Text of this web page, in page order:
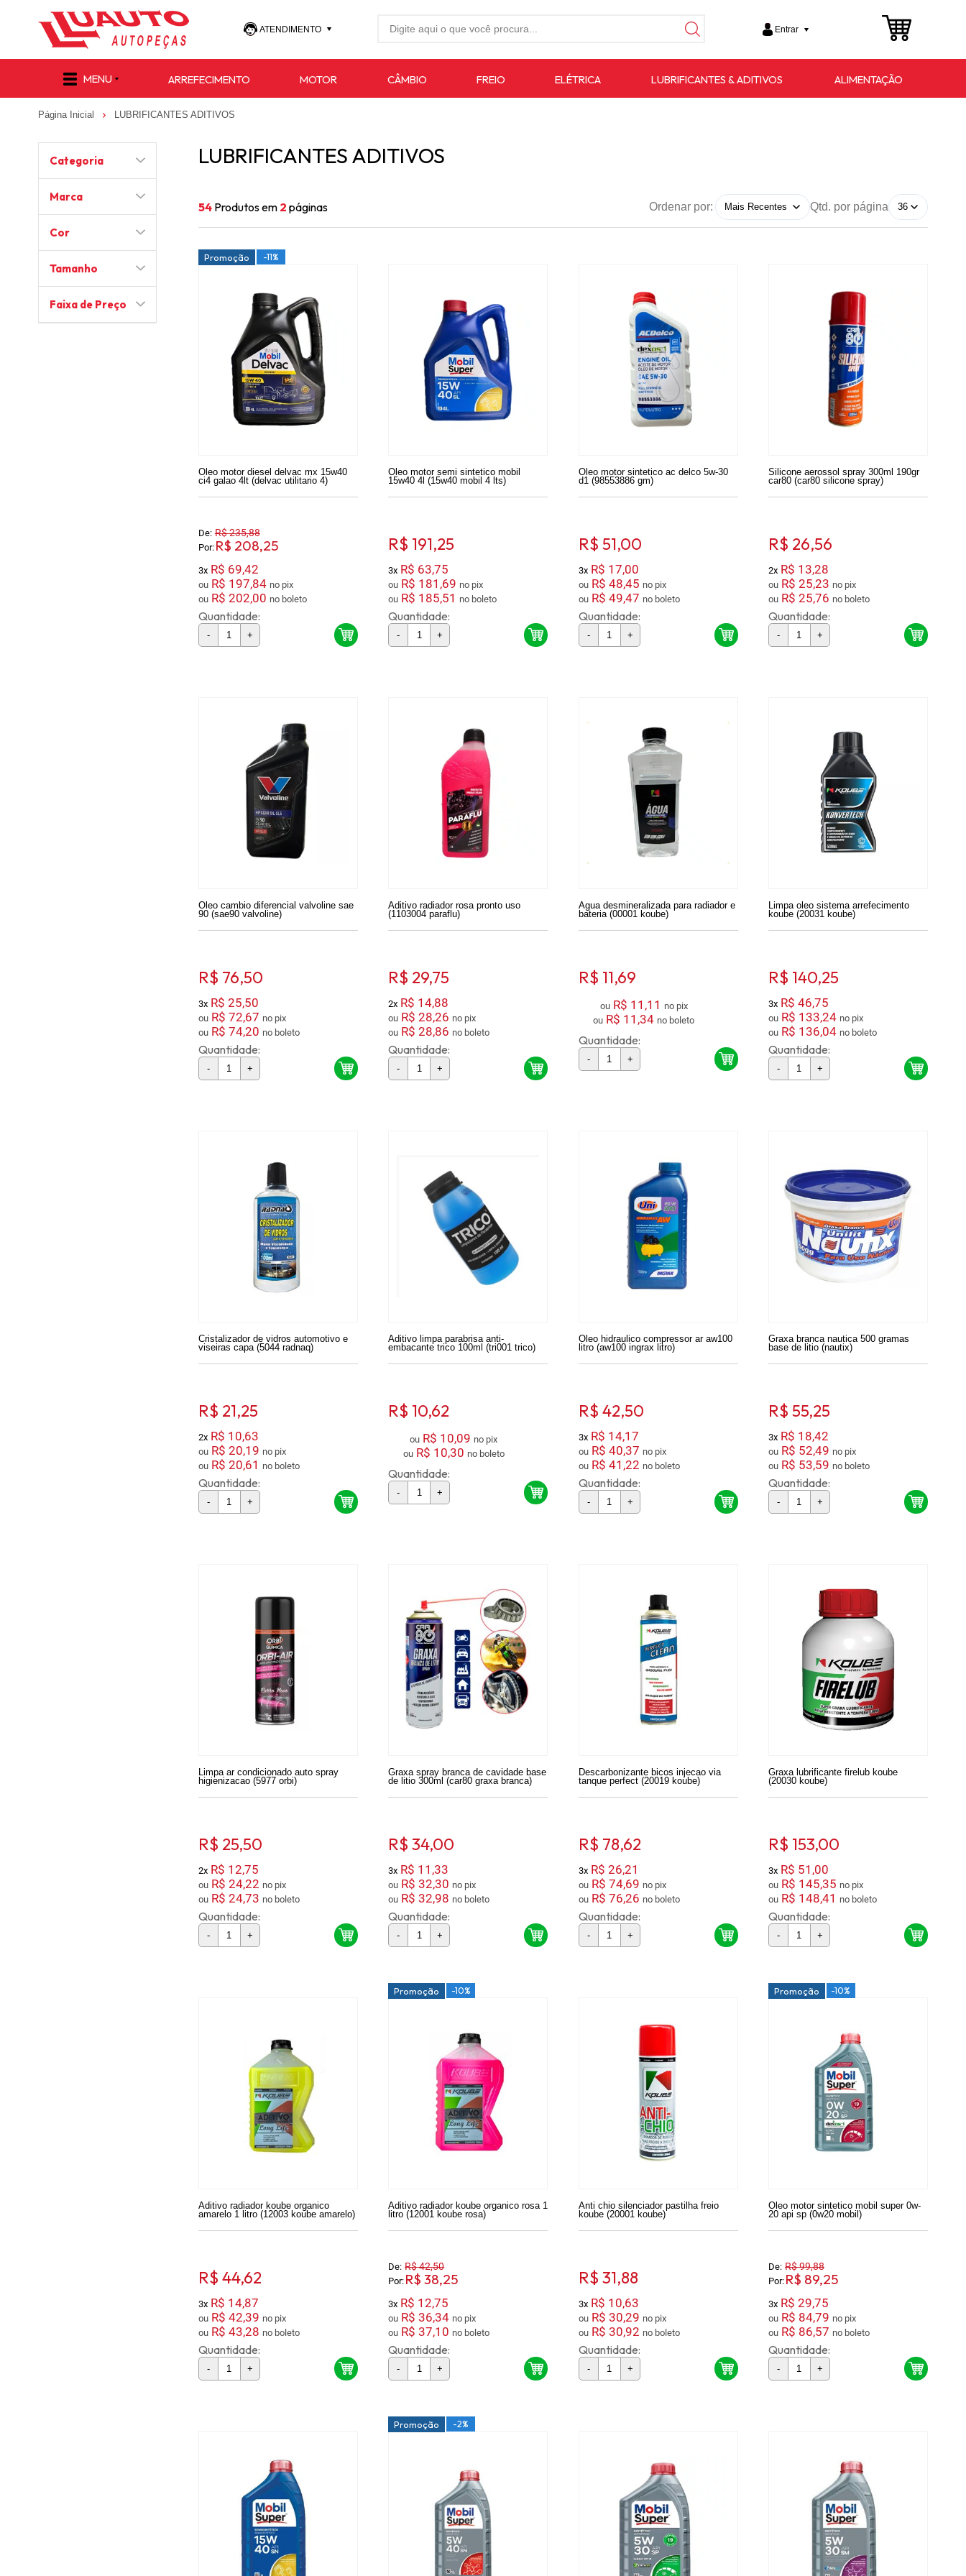
ATENDIMENTO
(47) 3027-4733
Entrar
MENU ARREFECIMENTO MOTOR CÂMBIO FREIO ELÉTRICA LUBRIFICANTES & ADITIVOS ALIMENTAÇÃO
Página Inicial LUBRIFICANTES ADITIVOS
Categoria
Marca
Cor
Tamanho
Faixa de Preço
LUBRIFICANTES ADITIVOS
54 Produtos em 2 páginas Ordenar por: Qtd. por página
Promoção -11%
Oleo motor diesel delvac mx 15w40
ci4 galao 4lt (delvac utilitario 4)
De: R$ 235,88
Por: R$ 208,25
3x R$ 69,42
ou R$ 197,84
no pix
ou R$ 202,00 no boleto
Quantidade:
- +
Oleo motor semi sintetico mobil
15w40 4l (15w40 mobil 4 lts)
R$ 191,25
3x R$ 63,75
ou R$ 181,69
no pix
ou R$ 185,51 no boleto
Quantidade:
- +
Oleo motor sintetico ac delco 5w-30
d1 (98553886 gm)
R$ 51,00
3x R$ 17,00
ou R$ 48,45
no pix
ou R$ 49,47 no boleto
Quantidade:
- +
Silicone aerossol spray 300ml 190gr
car80 (car80 silicone spray)
R$ 26,56
2x R$ 13,28
ou R$ 25,23
no pix
ou R$ 25,76 no boleto
Quantidade:
- +
Oleo cambio diferencial valvoline sae
90 (sae90 valvoline)
R$ 76,50
3x R$ 25,50
ou R$ 72,67
no pix
ou R$ 74,20 no boleto
Quantidade:
- +
Aditivo radiador rosa pronto uso
(1103004 paraflu)
R$ 29,75
2x R$ 14,88
ou R$ 28,26
no pix
ou R$ 28,86 no boleto
Quantidade:
- +
Agua desmineralizada para radiador e
bateria (00001 koube)
R$ 11,69
ou R$ 11,11
no pix
ou R$ 11,34 no boleto
Quantidade:
- +
Limpa oleo sistema arrefecimento
koube (20031 koube)
R$ 140,25
3x R$ 46,75
ou R$ 133,24
no pix
ou R$ 136,04 no boleto
Quantidade:
- +
Cristalizador de vidros automotivo e
viseiras capa (5044 radnaq)
R$ 21,25
2x R$ 10,63
ou R$ 20,19
no pix
ou R$ 20,61 no boleto
Quantidade:
- +
Aditivo limpa parabrisa anti-
embacante trico 100ml (tri001 trico)
R$ 10,62
ou R$ 10,09
no pix
ou R$ 10,30 no boleto
Quantidade:
- +
Oleo hidraulico compressor ar aw100
litro (aw100 ingrax litro)
R$ 42,50
3x R$ 14,17
ou R$ 40,37
no pix
ou R$ 41,22 no boleto
Quantidade:
- +
Graxa branca nautica 500 gramas
base de litio (nautix)
R$ 55,25
3x R$ 18,42
ou R$ 52,49
no pix
ou R$ 53,59 no boleto
Quantidade:
- +
Limpa ar condicionado auto spray
higienizacao (5977 orbi)
R$ 25,50
2x R$ 12,75
ou R$ 24,22
no pix
ou R$ 24,73 no boleto
Quantidade:
- +
Graxa spray branca de cavidade base
de litio 300ml (car80 graxa branca)
R$ 34,00
3x R$ 11,33
ou R$ 32,30
no pix
ou R$ 32,98 no boleto
Quantidade:
- +
Descarbonizante bicos injecao via
tanque perfect (20019 koube)
R$ 78,62
3x R$ 26,21
ou R$ 74,69
no pix
ou R$ 76,26 no boleto
Quantidade:
- +
Graxa lubrificante firelub koube
(20030 koube)
R$ 153,00
3x R$ 51,00
ou R$ 145,35
no pix
ou R$ 148,41 no boleto
Quantidade:
- +
Aditivo radiador koube organico
amarelo 1 litro (12003 koube amarelo)
R$ 44,62
3x R$ 14,87
ou R$ 42,39
no pix
ou R$ 43,28 no boleto
Quantidade:
- +
Promoção -10%
Aditivo radiador koube organico rosa 1
litro (12001 koube rosa)
De: R$ 42,50
Por: R$ 38,25
3x R$ 12,75
ou R$ 36,34
no pix
ou R$ 37,10 no boleto
Quantidade:
- +
Anti chio silenciador pastilha freio
koube (20001 koube)
R$ 31,88
3x R$ 10,63
ou R$ 30,29
no pix
ou R$ 30,92 no boleto
Quantidade:
- +
Promoção -10%
Oleo motor sintetico mobil super 0w-
20 api sp (0w20 mobil)
De: R$ 99,88
Por: R$ 89,25
3x R$ 29,75
ou R$ 84,79
no pix
ou R$ 86,57 no boleto
Quantidade:
- +
Promoção -2%